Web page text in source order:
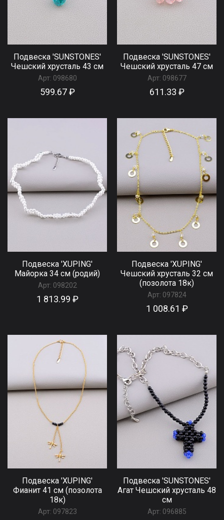
Подвеска 'SUNSTONES'
Чешский хрусталь 43 см
Арт: 098680
599.67 ₽
Подвеска 'SUNSTONES'
Чешский хрусталь 47 см
Арт: 098677
611.33 ₽
Подвеска 'XUPING'
Майорка 34 см (родий)
Арт: 098202
1 813.99 ₽
Подвеска 'XUPING'
Чешский хрусталь 32 см
(позолота 18к)
Арт: 097824
1 008.61 ₽
Подвеска 'XUPING'
Фианит 41 см (позолота
18к)
Арт: 097823
Подвеска 'SUNSTONES'
Агат Чешский хрусталь 48
см
Арт: 096885